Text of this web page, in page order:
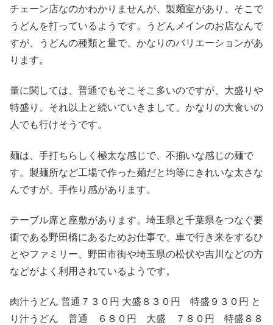
チェーン店なのかわかりませんが、製麺室があり、そこで
うどんを打っているようです。うどんメインのお店なんで
すが、うどんの種類と量で、かなりのバリエーションがあ
ります。
量に関しては、普通でもそこそこ多いのですが、大盛りや
特盛り、それ以上と続いていきまして、かなりの大食いの
人でも行けそうです。
麺は、手打ちらしく極太な感じで、不揃いな感じの麺で
す。製麺所など工場で作った麺だと均等にきれいな太さな
んですが、手作り感があります。
テーブル席と座敷があります。埼玉県と千葉県をつなぐ要
衝である野田橋にあるためお仕事で、車で行き来をするひ
とやファミリー、野田市街や埼玉県の松伏や吉川などの方
などがよく利用されているようです。
肉汁うどん 普通７３０円 大盛８３０円 特盛９３０円 と
り汁うどん 普通 ６８０円 大盛 ７８０円 特盛８８